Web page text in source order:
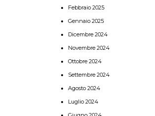
Febbraio 2025
Gennaio 2025
Dicembre 2024
Novembre 2024
Ottobre 2024
Settembre 2024
Agosto 2024
Luglio 2024